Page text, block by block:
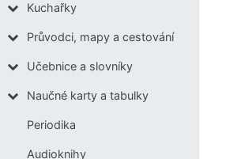
Kuchařky
Průvodci, mapy a cestování
Učebnice a slovníky
Naučné karty a tabulky
Periodika
Audioknihy